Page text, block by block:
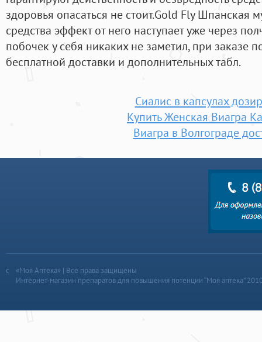
здоровья опасаться не стоит.Gold Fly Шпанская
средства эффект от него наступает уже через
побочек у себя никаких не заметил, при заказе
бесплатной доставки и дополнительных табл.
Сиалис в капсулах
Купить Женская Виагра
Виагра в Волгограде
«Моя Аптека» | Все права защищены
Интернет-магазин препаратов для повышения потенции “Моя аптека”